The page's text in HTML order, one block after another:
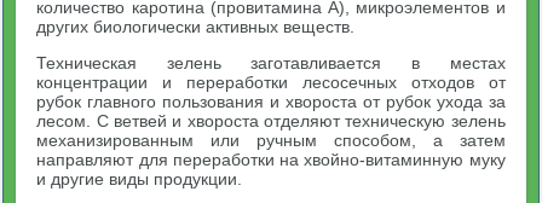
количество каротина (провитамина А), микроэлементов и
других биологически активных веществ.
Техническая зелень заготавливается в местах
концентрации и переработки лесосечных отходов от
рубок главного пользования и хвороста от рубок ухода за
лесом. С ветвей и хвороста отделяют техническую зелень
механизированным или ручным способом, а затем
направляют для переработки на хвойно-витаминную муку
и другие виды продукции.